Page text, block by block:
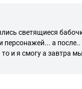
светящиеся
а
и я смогу а завтра